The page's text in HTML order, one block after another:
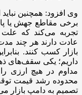
وی افزود: همچنین نباید
برخی مقاطع جهش یا
تجربه می‌کند که علت
بازار کسب کنند.
داریم؛ یکی سقف‌های
مداوم در هیچ ارزی
محدوده رشد قیمت
تصمیم به دامپ بازار